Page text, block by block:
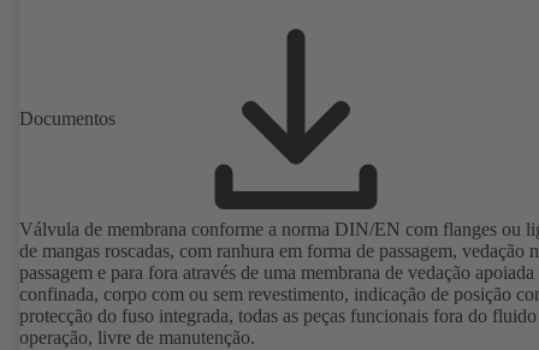
Documentos
Válvula de membrana conforme a norma DIN/EN com flanges ou
de mangas roscadas, com ranhura em forma de passagem, vedação
passagem e para fora através de uma membrana de vedação apoiada
confinada, corpo com ou sem revestimento, indicação de posição
protecção do fuso integrada, todas as peças funcionais fora do
operação, livre de manutenção.